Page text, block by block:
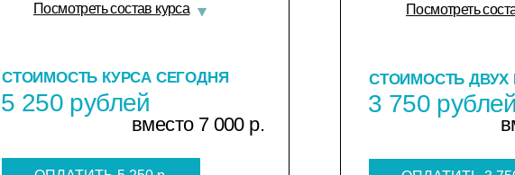
5 250 рублей
СТОИМОСТЬ ДВУХ
Посмотреть
СТОИМОСТЬ КУРСА СЕГОДНЯ
3 750 рублей
вместо 7 000 р.
Посмотреть состав курса